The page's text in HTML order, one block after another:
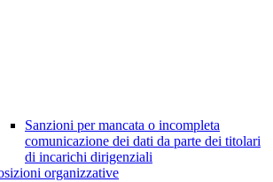
Sanzioni per mancata o incompleta
comunicazione dei dati da parte dei titolari
di incarichi dirigenziali
organizzative